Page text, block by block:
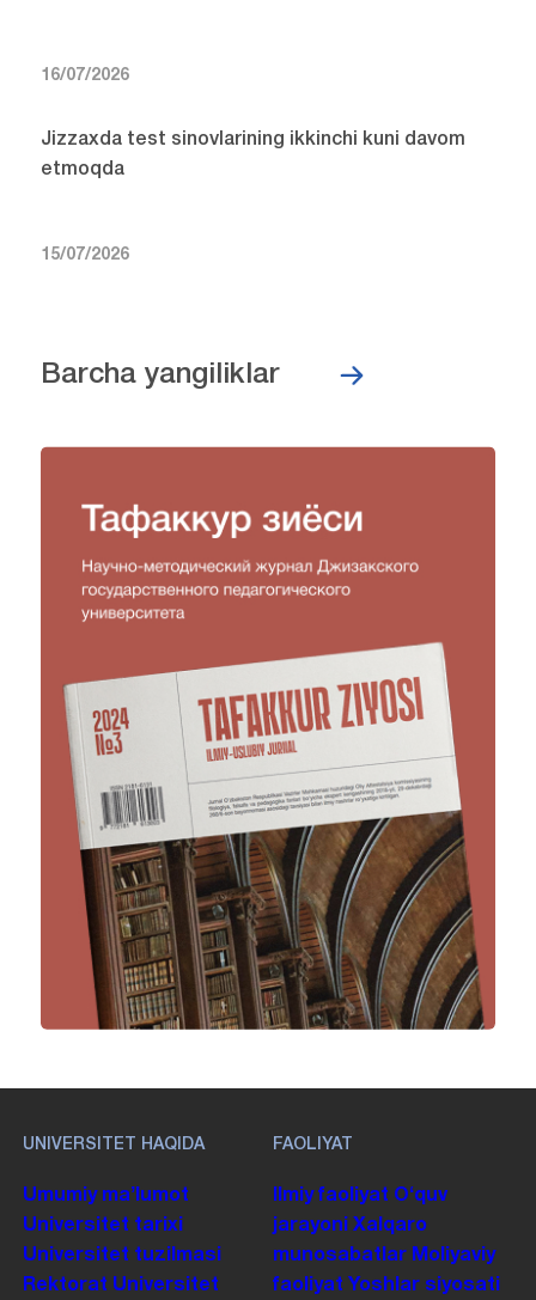
16/07/2026
Jizzaxda test sinovlarining ikkinchi kuni davom
etmoqda
15/07/2026
Barcha yangiliklar
UNIVERSITET HAQIDA
Umumiy maʼlumot
Universitet tarixi
Universitet tuzilmasi
Rektorat Universitet
FAOLIYAT
Ilmiy faoliyat Oʻquv
jarayoni Xalqaro
munosabatlar Moliyaviy
faoliyat Yoshlar siyosati